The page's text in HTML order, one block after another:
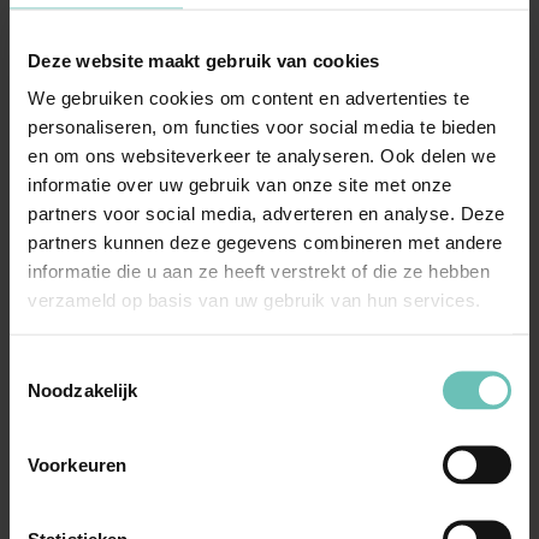
Deze website maakt gebruik van cookies
We gebruiken cookies om content en advertenties te
personaliseren, om functies voor social media te bieden
en om ons websiteverkeer te analyseren. Ook delen we
informatie over uw gebruik van onze site met onze
partners voor social media, adverteren en analyse. Deze
partners kunnen deze gegevens combineren met andere
informatie die u aan ze heeft verstrekt of die ze hebben
verzameld op basis van uw gebruik van hun services.
Noodzakelijk
Voorkeuren
Uitspraak Hoge Raad: Vermogensrecht
(ECLI:NL:HR:2020:1603, 9 oktober 2020, 19-
00895)
Verjaring van rechtsvordering tot vergoeding van